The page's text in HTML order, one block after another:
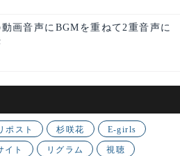
動画音声にBGMを重ねて2重音声に
ポスト 杉咲花 E-girls
イト リグラム 視聴